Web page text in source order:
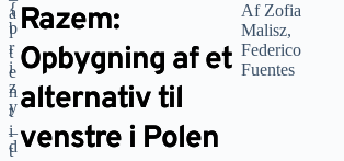
Razem:
Opbygning af et
alternativ til
venstre i Polen
Af Zofia
Malisz,
Federico
Fuentes